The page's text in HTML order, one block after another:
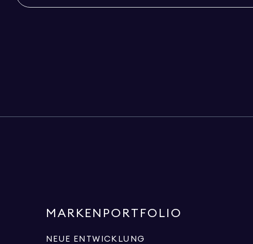
MARKENPORTFOLIO
NEUE ENTWICKLUNG